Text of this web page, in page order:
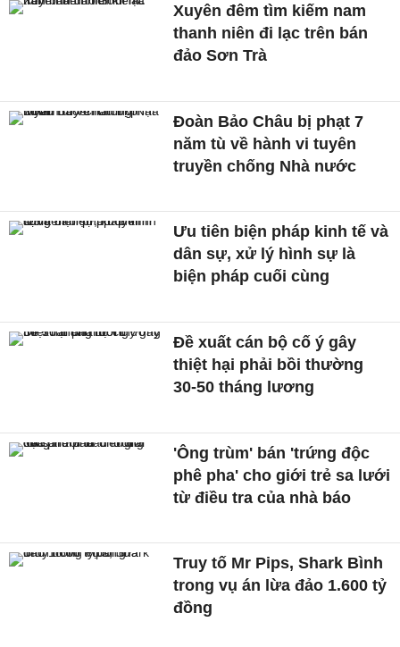
Xuyên đêm tìm kiếm nam
thanh niên đi lạc trên bán
đảo Sơn Trà
Đoàn Bảo Châu bị phạt 7
năm tù về hành vi tuyên
truyền chống Nhà nước
Ưu tiên biện pháp kinh tế và
dân sự, xử lý hình sự là
biện pháp cuối cùng
Đề xuất cán bộ cố ý gây
thiệt hại phải bồi thường
30-50 tháng lương
'Ông trùm' bán 'trứng độc
phê pha' cho giới trẻ sa lưới
từ điều tra của nhà báo
Truy tố Mr Pips, Shark Bình
trong vụ án lừa đảo 1.600 tỷ
đồng